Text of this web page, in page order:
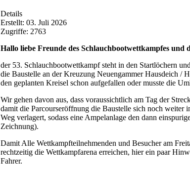
Details
Erstellt: 03. Juli 2026
Zugriffe: 2763
Hallo liebe Freunde des Schlauchbootwettkampfes und
der 53. Schlauchbootwettkampf steht in den Startlöchern
die Baustelle an der Kreuzung Neuengammer Hausdeich /
den geplanten Kreisel schon aufgefallen oder musste die
Wir gehen davon aus, dass voraussichtlich am Tag der
damit die Parcourseröffnung die Baustelle sich noch weiter
Weg verlagert, sodass eine Ampelanlage den dann
Zeichnung).
Damit Alle Wettkampfteilnehmenden und Besucher am
rechtzeitig die Wettkampfarena erreichen, hier ein paar
Fahrer.